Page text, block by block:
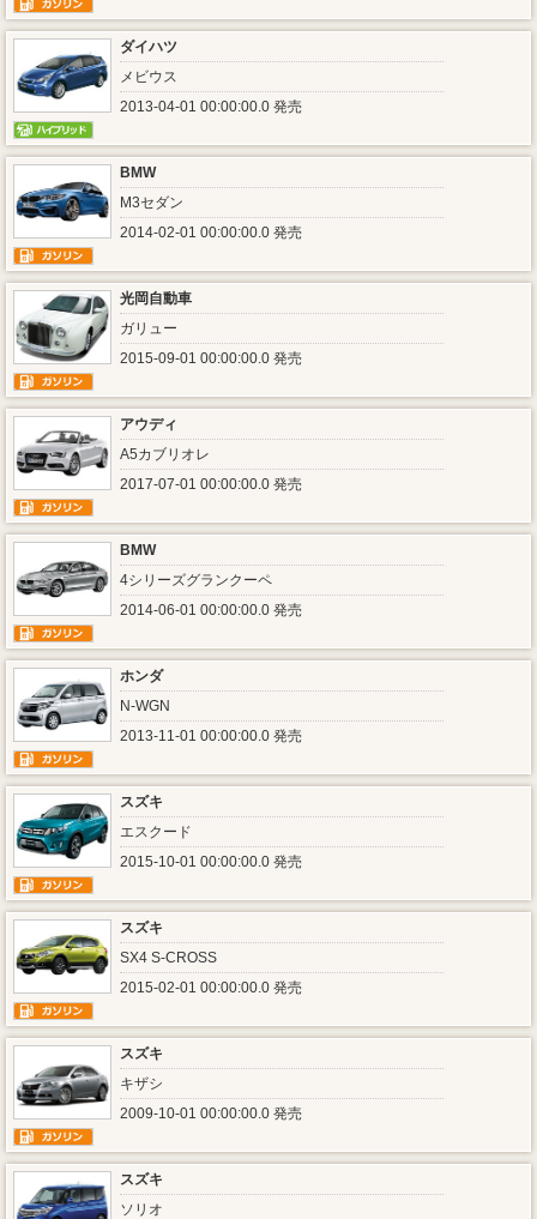
ダイハツ
メビウス
2013-04-01 00:00:00.0 発売
BMW
M3セダン
2014-02-01 00:00:00.0 発売
光岡自動車
ガリュー
2015-09-01 00:00:00.0 発売
アウディ
A5カブリオレ
2017-07-01 00:00:00.0 発売
BMW
4シリーズグランクーペ
2014-06-01 00:00:00.0 発売
ホンダ
N-WGN
2013-11-01 00:00:00.0 発売
スズキ
エスクード
2015-10-01 00:00:00.0 発売
スズキ
SX4 S-CROSS
2015-02-01 00:00:00.0 発売
スズキ
キザシ
2009-10-01 00:00:00.0 発売
スズキ
ソリオ